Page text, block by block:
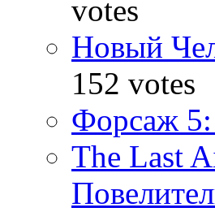
votes
Новый
152 votes
Форсаж 5:
The Last